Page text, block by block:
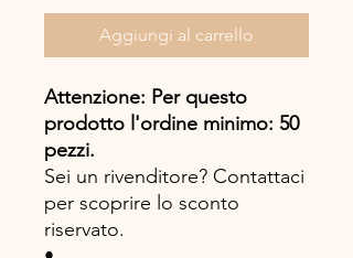
Aggiungi al carrello
Attenzione: Per questo
prodotto l'ordine minimo: 50
pezzi.
Sei un rivenditore? Contattaci
per scoprire lo sconto
riservato.